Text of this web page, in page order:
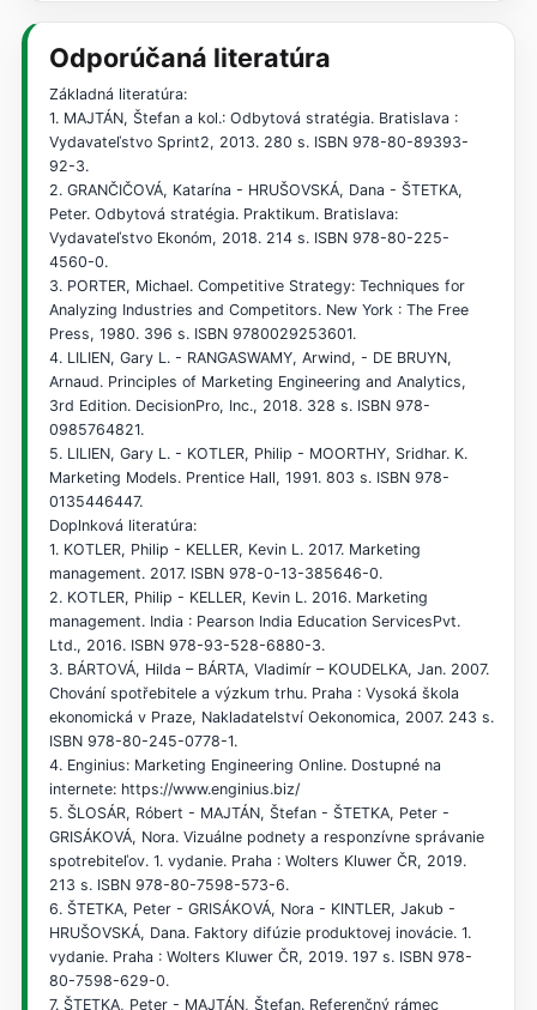
Odporúčaná literatúra
Základná literatúra:
1. MAJTÁN, Štefan a kol.: Odbytová stratégia. Bratislava :
Vydavateľstvo Sprint2, 2013. 280 s. ISBN 978-80-89393-
92-3.
2. GRANČIČOVÁ, Katarína - HRUŠOVSKÁ, Dana - ŠTETKA,
Peter. Odbytová stratégia. Praktikum. Bratislava:
Vydavateľstvo Ekonóm, 2018. 214 s. ISBN 978-80-225-
4560-0.
3. PORTER, Michael. Competitive Strategy: Techniques for
Analyzing Industries and Competitors. New York : The Free
Press, 1980. 396 s. ISBN 9780029253601.
4. LILIEN, Gary L. - RANGASWAMY, Arwind, - DE BRUYN,
Arnaud. Principles of Marketing Engineering and Analytics,
3rd Edition. DecisionPro, Inc., 2018. 328 s. ISBN 978-
0985764821.
5. LILIEN, Gary L. - KOTLER, Philip - MOORTHY, Sridhar. K.
Marketing Models. Prentice Hall, 1991. 803 s. ISBN 978-
0135446447.
Doplnková literatúra:
1. KOTLER, Philip - KELLER, Kevin L. 2017. Marketing
management. 2017. ISBN 978-0-13-385646-0.
2. KOTLER, Philip - KELLER, Kevin L. 2016. Marketing
management. India : Pearson India Education ServicesPvt.
Ltd., 2016. ISBN 978-93-528-6880-3.
3. BÁRTOVÁ, Hilda – BÁRTA, Vladimír – KOUDELKA, Jan. 2007.
Chování spotřebitele a výzkum trhu. Praha : Vysoká škola
ekonomická v Praze, Nakladatelství Oekonomica, 2007. 243 s.
ISBN 978-80-245-0778-1.
4. Enginius: Marketing Engineering Online. Dostupné na
internete: https://www.enginius.biz/
5. ŠLOSÁR, Róbert - MAJTÁN, Štefan - ŠTETKA, Peter -
GRISÁKOVÁ, Nora. Vizuálne podnety a responzívne správanie
spotrebiteľov. 1. vydanie. Praha : Wolters Kluwer ČR, 2019.
213 s. ISBN 978-80-7598-573-6.
6. ŠTETKA, Peter - GRISÁKOVÁ, Nora - KINTLER, Jakub -
HRUŠOVSKÁ, Dana. Faktory difúzie produktovej inovácie. 1.
vydanie. Praha : Wolters Kluwer ČR, 2019. 197 s. ISBN 978-
80-7598-629-0.
7. ŠTETKA, Peter - MAJTÁN, Štefan. Referenčný rámec